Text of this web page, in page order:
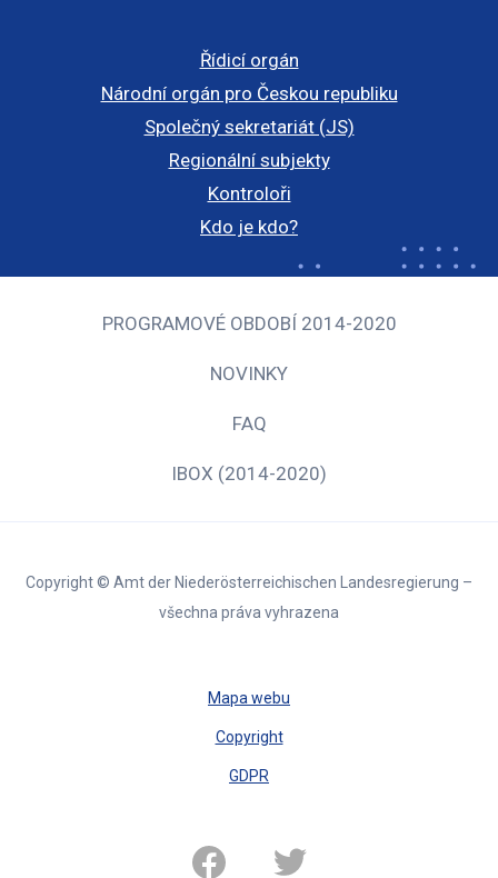
Řídicí orgán
Národní orgán pro Českou republiku
Společný sekretariát (JS)
Regionální subjekty
Kontroloři
Kdo je kdo?
PROGRAMOVÉ OBDOBÍ 2014-2020
NOVINKY
FAQ
IBOX (2014-2020)
Copyright © Amt der Niederösterreichischen Landesregierung –
všechna práva vyhrazena
Mapa webu
Copyright
GDPR